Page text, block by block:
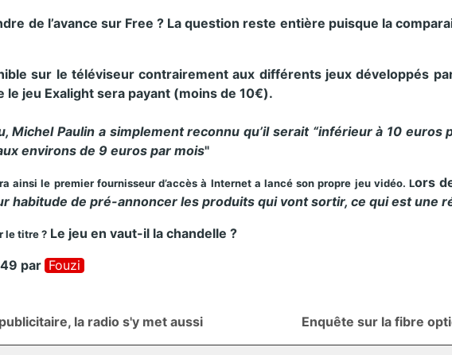
de l’avance sur Free ? La question reste entière puisque la
sur le téléviseur contrairement aux différents jeux développés
le jeu Exalight sera payant (moins de 10€).
Michel Paulin a simplement reconnu qu’il serait “inférieur à 10 euros
environs de 9 euros par mois"
ainsi le premier fournisseur d’accès à Internet a lancé son propre jeu vidéo. Lors
habitude de pré-annoncer les produits qui vont sortir, ce qui est une
le titre ? Le jeu en vaut-il la chandelle ?
par Fouzi
la radio s'y met aussi Enquête sur la fibre